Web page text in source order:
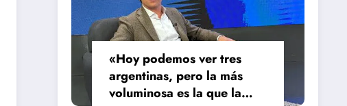
«Hoy podemos ver tres
argentinas, pero la más
voluminosa es la que la